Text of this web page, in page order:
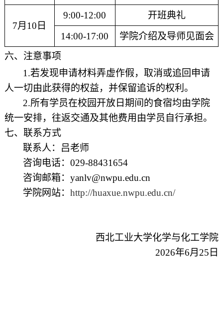
7月 10 日
9:00-12:00
开班典礼
14:00-1 7:00 学院介绍及导师见面会
六、注意事项
1.若发现申请材料弄虚作假，取消或追回申请
人一切由此获得的权益，并保留追诉的权利。
2.所有学员在校园开放日期间的食宿均由学院
统一安排，往返交通及其他费用由学员自行承担。
七、联系方式
联系人： 吕老师
咨询电话： 029-88431654
咨询邮箱： yanlv@nwpu.edu.cn
学院网站： http://huaxue.nwpu.edu.cn/
西北工业大学化学与化工学院
2026年6月 25 日